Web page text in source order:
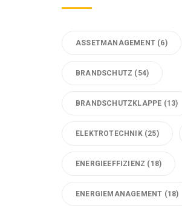
ASSETMANAGEMENT (6)
BRANDSCHUTZ (54)
BRANDSCHUTZKLAPPE (13)
ELEKTROTECHNIK(25)
ENERGIEEFFIZIENZ (18)
ENERGIEMANAGEMENT (18)